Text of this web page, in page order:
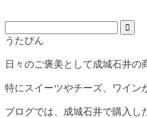
うたぴん
日々のご褒美として成城石井の
特にスイーツやチーズ、ワイン
ブログでは、成城石井で購入し